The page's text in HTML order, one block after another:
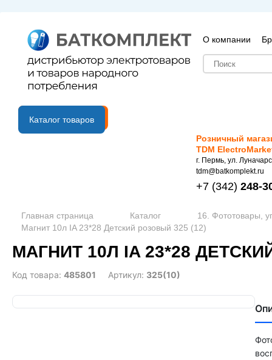
О компании
B2B портал
Каталог товаров
Розничный
TDM
г. Пермь, ул.
tdm@batkomplekt.ru
+7 (342) 248-
Главная страница Каталог
16. Фототовары,
Магнит 10л IA 23*28 Детский розовый 325 (12)
МАГНИТ 10Л IA 23*28
Код товара: 485801 Артикул: 325(10)